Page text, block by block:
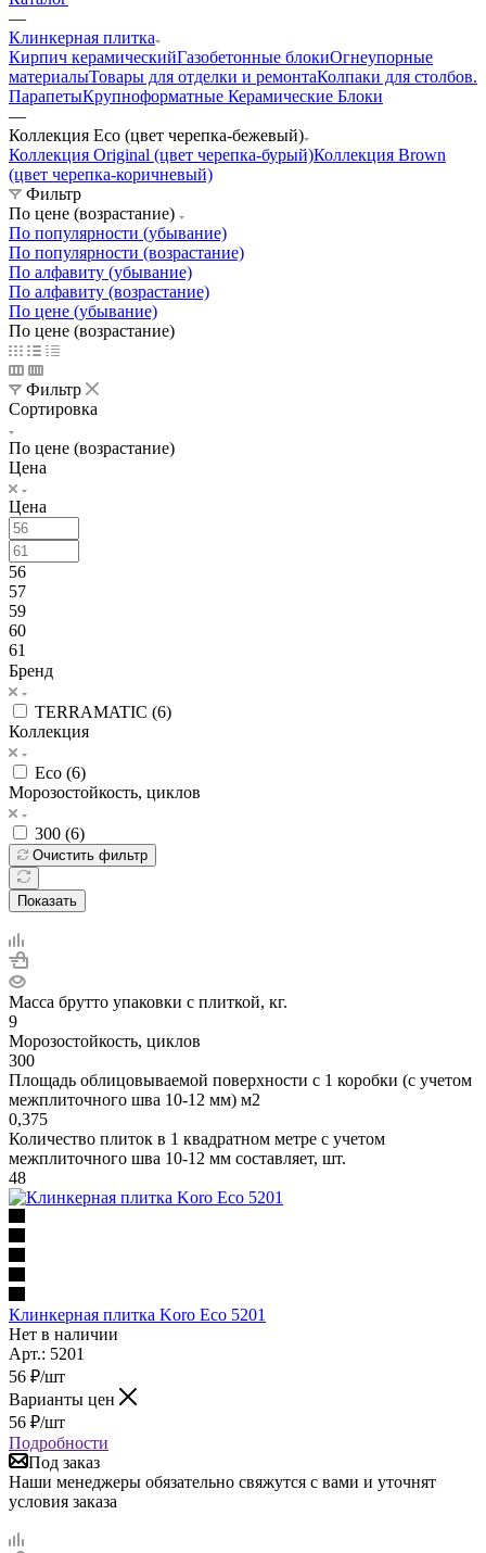
—
Клинкерная плитка
Кирпич керамическийГазобетонные блокиОгнеупорные
материалыТовары для отделки и ремонтаКолпаки для столбов.
ПарапетыКрупноформатные Керамические Блоки
—
Коллекция Eco (цвет черепка-бежевый)
Коллекция Original (цвет черепка-бурый)Коллекция Brown
(цвет черепка-коричневый)
Фильтр
По цене (возрастание)
По популярности (убывание)
По популярности (возрастание)
По алфавиту (убывание)
По алфавиту (возрастание)
По цене (убывание)
По цене (возрастание)
Фильтр
Сортировка
По цене (возрастание)
Цена
Цена
56
57
59
60
61
Бренд
TERRAMATIC (6)
Коллекция
Eco (6)
Морозостойкость, циклов
300 (6)
Очистить фильтр
Показать
Масса брутто упаковки с плиткой, кг.
9
Морозостойкость, циклов
300
Площадь облицовываемой поверхности с 1 коробки (с учетом
межплиточного шва 10-12 мм) м2
0,375
Количество плиток в 1 квадратном метре с учетом
межплиточного шва 10-12 мм составляет, шт.
48
Клинкерная плитка Koro Eco 5201
Нет в наличии
Арт.: 5201
56 ₽/шт
Варианты цен
56 ₽/шт
Подробности
Под заказ
Наши менеджеры обязательно свяжутся с вами и уточнят
условия заказа